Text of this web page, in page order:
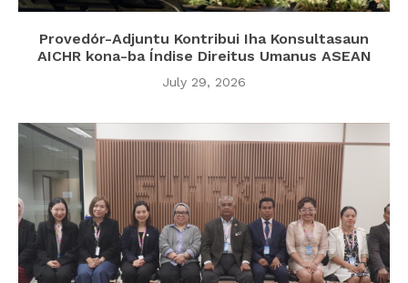
Provedór-Adjuntu Kontribui Iha Konsultasaun
AICHR kona-ba Índise Direitus Umanus ASEAN
July 29, 2026